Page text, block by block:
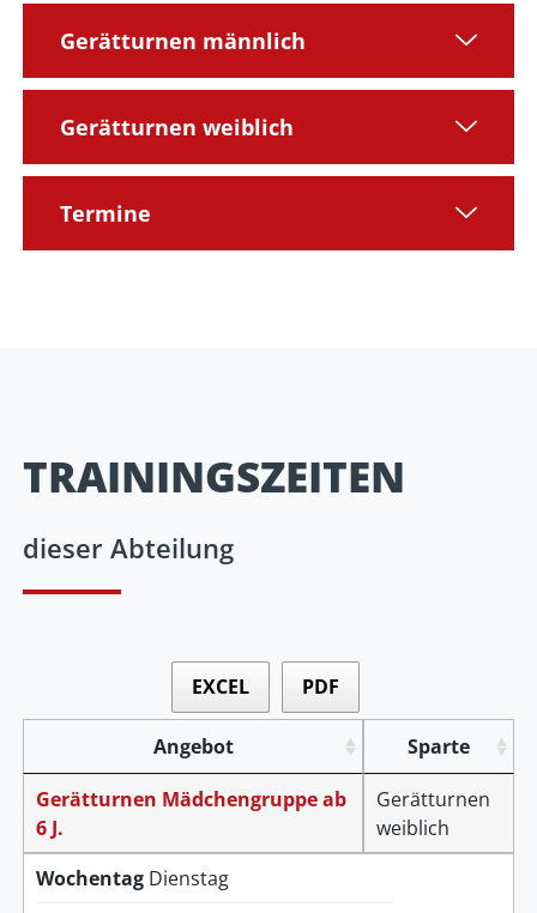
Gerätturnen männlich
Gerätturnen weiblich
Termine
TRAININGSZEITEN
dieser Abteilung
EXCEL PDF
Angebot
Sparte
Gerätturnen Mädchengruppe ab
6 J.
Gerätturnen
weiblich
Wochentag Dienstag